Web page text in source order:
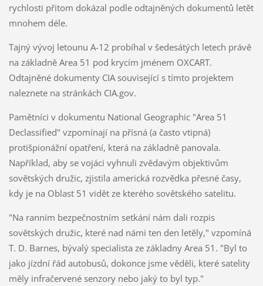
rychlosti přitom dokázal podle odtajněných dokumentů letět
mnohem déle.
Tajný vývoj letounu A-12 probíhal v šedesátých letech právě
na základně Area 51 pod krycím jménem OXCART.
Odtajněné dokumenty CIA související s tímto projektem
naleznete na stránkách CIA.gov.
Pamětníci v dokumentu National Geographic "Area 51
Declassified" vzpomínají na přísná (a často vtipná)
protišpionážní opatření, která na základně panovala.
Například, aby se vojáci vyhnuli zvědavým objektivům
sovětských družic, zjistila americká rozvědka přesné časy,
kdy je na Oblast 51 vidět ze kterého sovětského satelitu.
"Na ranním bezpečnostním setkání nám dali rozpis
sovětských družic, které nad námi ten den letěly," vzpomíná
T. D. Barnes, bývalý specialista ze základny Area 51. "Byl to
jako jízdní řád autobusů, dokonce jsme věděli, které satelity
měly infračervené senzory nebo jaký to byl typ."